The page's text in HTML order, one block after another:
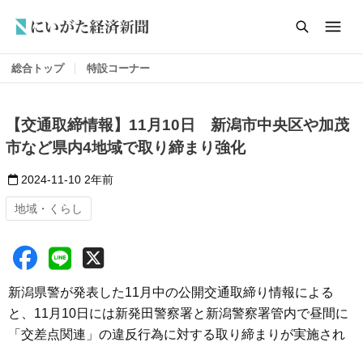
総合トップ 特設コーナー
【交通取締情報】11月10日 新潟市中央区や加茂
市など県内4地域で取り締まり強化
2024-11-10 2年前
地域・くらし
新潟県警が発表した11月中の公開交通取締り情報による
と、11月10日には新発田警察署と新潟警察署管内で昼間に
「交差点関連」の違反行為に対する取り締まりが実施され